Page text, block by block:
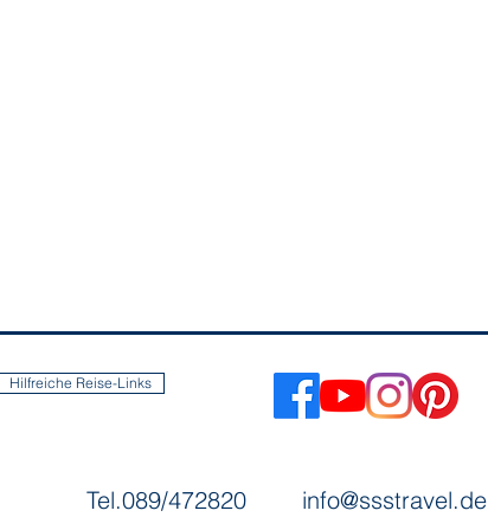
Hilfreiche Reise-Links
Tel.089/472820 info@ssstravel.de